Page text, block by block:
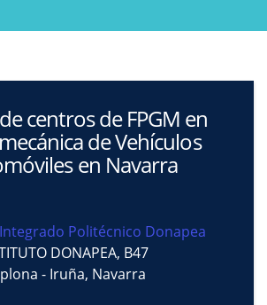
centros de FPGM en
de Vehículos
en Navarra
Politécnico Donapea
DONAPEA, B47
- Iruña, Navarra